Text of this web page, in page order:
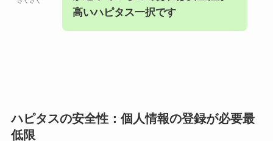
高いハピタス一択です
ハピタスの安全性：個人情報の登録が必要最
低限